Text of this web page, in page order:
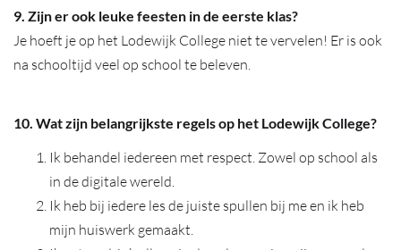
9. Zijn er ook leuke feesten in de eerste klas?
Je hoeft je op het Lodewijk College niet te vervelen! Er is ook
na schooltijd veel op school te beleven.
10. Wat zijn belangrijkste regels op het Lodewijk College?
Ik behandel iedereen met respect. Zowel op school als
in de digitale wereld.
Ik heb bij iedere les de juiste spullen bij me en ik heb
mijn huiswerk gemaakt.